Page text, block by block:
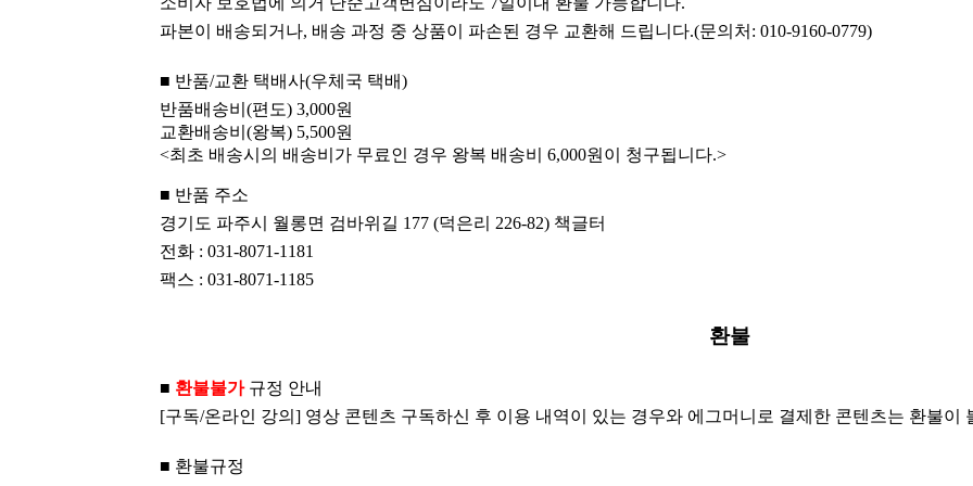
파본이 배송되거나, 배송 과정 중 상품이 파손된 경우 교환해 드립니다.(문의처: 010-9160-0779)
■ 반품/교환 택배사(우체국 택배)
반품배송비(편도) 3,000원
교환배송비(왕복) 5,500원
<최초 배송시의 배송비가 무료인 경우 왕복 배송비 6,000원이 청구됩니다.>
■ 반품 주소
경기도 파주시 월롱면 검바위길 177 (덕은리 226-82) 책글터
전화 : 031-8071-1181
팩스 : 031-8071-1185
환불
■ 환불불가규정 안내
[구독/온라인 강의] 영상 콘텐츠 구독하신 후 이용 내역이 있는 경우와 에그머니로 결제한 콘텐츠는 환불이
■ 환불규정